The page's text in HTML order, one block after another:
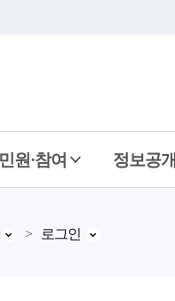
원·참여 정보공개
로그인